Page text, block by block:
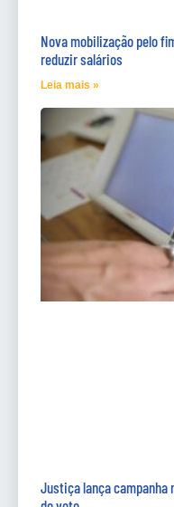
Nova mobilização pelo
reduzir salários
Leia mais »
Justiça lança campanha